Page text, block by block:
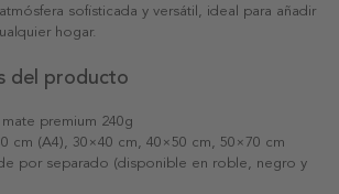
sofisticada y versátil, ideal para añadir
hogar.
del producto
mate premium 240g
cm (A4), 30×40 cm, 40×50 cm, 50×70 cm
por separado (disponible en roble, negro y